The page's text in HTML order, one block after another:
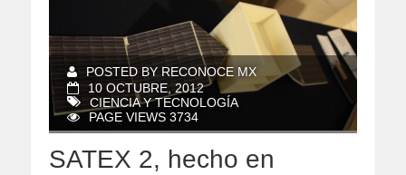
POSTED BY RECONOCE MX
10 OCTUBRE, 2012
CIENCIA Y TECNOLOGÍA
PAGE VIEWS 3734
SATEX 2, hecho en